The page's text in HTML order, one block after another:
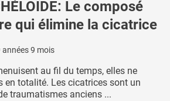
Le composé
qui élimine la cicatrice
années 9 mois
au fil du temps, elles ne
en totalité. Les cicatrices sont un
traumatismes anciens ...